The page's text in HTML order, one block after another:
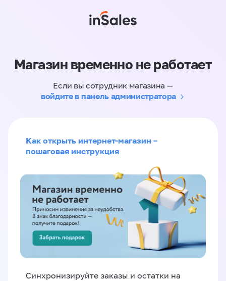
Магазин временно не работает
Если вы сотрудник магазина —
войдите в панель администратора
Как открыть интернет-магазин –
пошаговая инструкция
Синхронизируйте заказы и остатки на